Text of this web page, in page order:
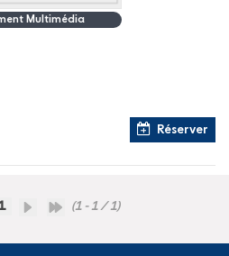
Multimédia
Réserver
1 (1 - 1 / 1)